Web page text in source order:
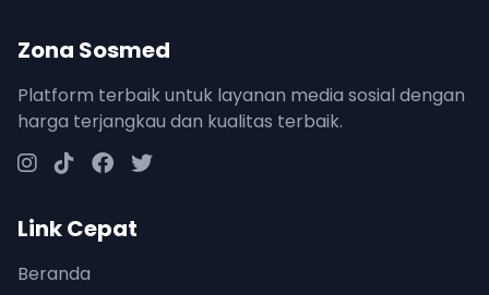
Zona Sosmed
Platform terbaik untuk layanan media sosial dengan
harga terjangkau dan kualitas terbaik.
Link Cepat
Beranda